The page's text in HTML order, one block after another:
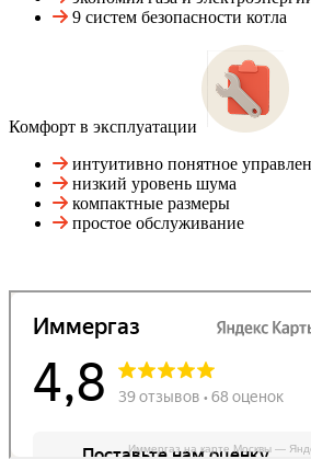
9 систем безопасности котла
Комфорт в эксплуатации
интуитивно понятное
низкий уровень шума
компактные размеры
простое обслуживание
Иммергаз на карте Москвы —